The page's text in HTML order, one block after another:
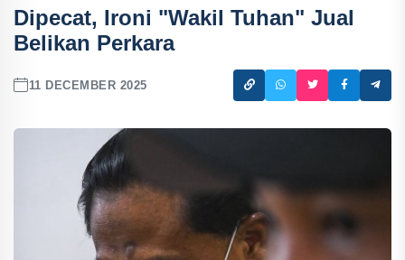
Dipecat, Ironi "Wakil Tuhan" Jual
Belikan Perkara
11 DECEMBER 2025